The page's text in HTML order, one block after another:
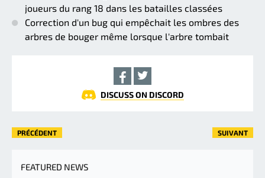
joueurs du rang 18 dans les batailles classées
Correction d'un bug qui empêchait les ombres des
arbres de bouger même lorsque l'arbre tombait
DISCUSS ON DISCORD
PRÉCÉDENT SUIVANT
FEATURED NEWS